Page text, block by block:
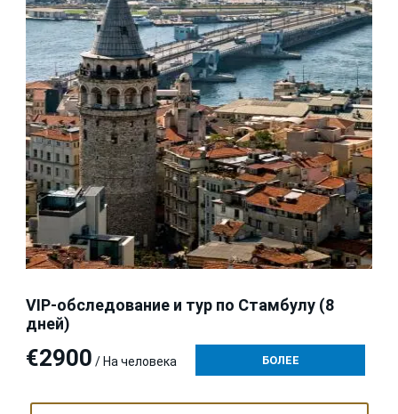
VIP-обследование и тур по Стамбулу (8
дней)
€2900 / На человека БОЛЕЕ